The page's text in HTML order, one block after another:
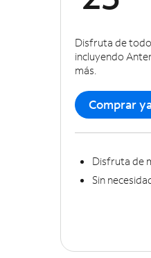
Disfruta de
incluyendo
más.
Comprar
Disfruta de
Sin